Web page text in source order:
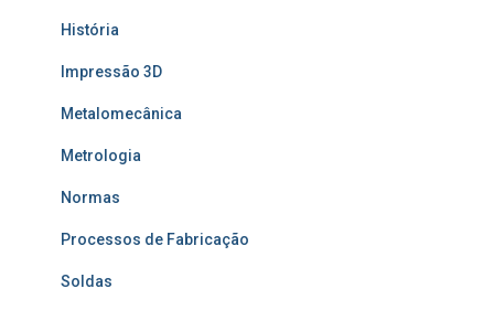
História
Impressão 3D
Metalomecânica
Metrologia
Normas
Processos de Fabricação
Soldas